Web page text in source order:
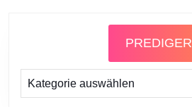
PREDIGER
Prediger